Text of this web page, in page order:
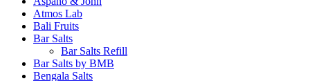
Atmos Lab
Bali Fruits
Bar Salts
Bar Salts Refill
Bar Salts by BMB
Bengala Salts